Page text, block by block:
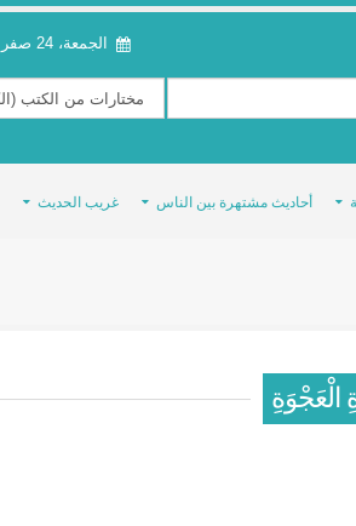
الجمعة، 24 صفر 1448 هـ
أحاديث مشتهرة بين الناس غريب الحديث
الْعَجْوَةِ